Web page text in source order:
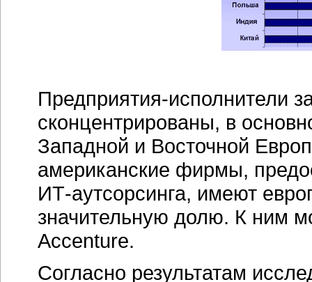
Предприятия-исполнители
сконцентрированы, в
Западной и Восточной
американские фирмы,
ИТ-аутсорсинга, имеют
значительную долю. К ним
Accenture.
Согласно результатам